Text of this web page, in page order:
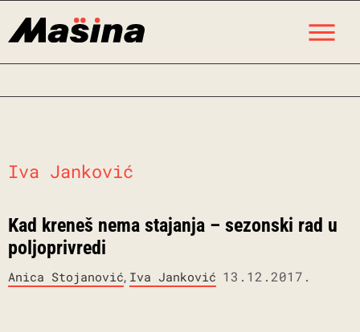
Iva Janković
Kad kreneš nema stajanja – sezonski rad u
poljoprivredi
Anica Stojanović, Iva Janković 13.12.2017.